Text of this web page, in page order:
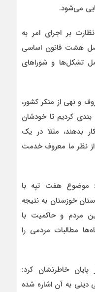
می‌شود.
بر اجرای امر به
هشت قانون اساسی
شامل تشکل‌ها و شوراهای
و نهی از منکر کشور،‌
بندی کردیم تا خودشان
بدهند، مثلا در یک
از نظر ما معروف خدمت
موضوع هفت تپه با
خوزستان به نتیجه
مردم و حاکمیت با
مطالبات مردمی را
خاطرنشان کرد:
دینی به آن اشاره شده